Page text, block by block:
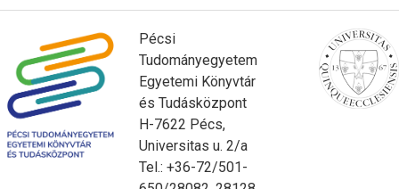
Pécsi
Tudományegyetem
Egyetemi Könyvtár
és Tudásközpont
H-7622 Pécs,
Universitas u. 2/a
Tel.: +36-72/501-